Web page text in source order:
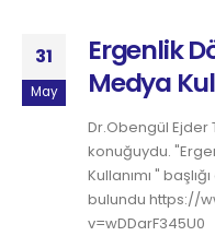
31
May
Ergenlik
Medya
Dr.Obengül Ejder
konuğuydu.
Kullanımı "
bulundu https://
v=wDDarF345U0